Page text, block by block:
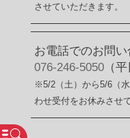
させていただきます。
お電話でのお問
076-246-5050 （
※5/2（土）から5/6（
わせ受付をお休みさせ